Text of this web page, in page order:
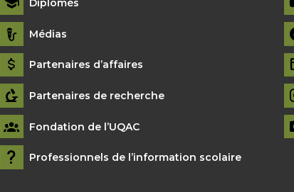
Diplômés
Médias
Partenaires d’affaires
Partenaires de recherche
Fondation de l’UQAC
Professionnels de l’information scolaire